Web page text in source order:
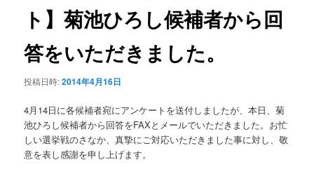
ョ
ント】菊池ひろし候補者から回
答をいただきました。
投稿日時:2014年4月16日
4月14日に各候補者宛にアンケートを送付しましたが、本日、菊
池ひろし候補者から回答をFAXとメールでいただきました。お忙
しい選挙戦のさなか、真摯にご対応いただきました事に対し、敬
意を表し感謝を申し上げます。